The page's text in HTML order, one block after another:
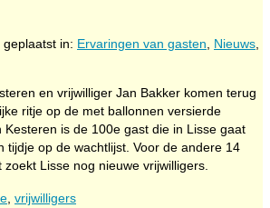
geplaatst in: Ervaringen van gasten, Nieuws,
en vrijwilliger Jan Bakker komen terug
ritje op de met ballonnen versierde
Kesteren is de 100e gast die in Lisse gaat
tijdje op de wachtlijst. Voor de andere 14
Lisse nog nieuwe vrijwilligers.
, vrijwilligers